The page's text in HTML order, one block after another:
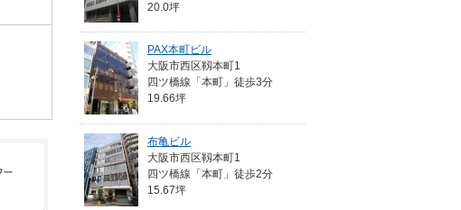
20.0坪
PAX本町ビル
大阪市西区靱本町1
四ツ橋線「本町」徒歩3分
19.66坪
布亀ビル
大阪市西区靱本町1
四ツ橋線「本町」徒歩2分
15.67坪